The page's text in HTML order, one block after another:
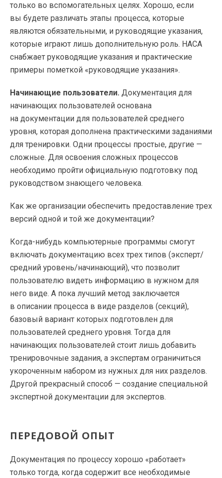
только во вспомогательных целях. Хорошо, если
вы будете различать этапы процесса, которые
являются обязательными, и руководящие указания,
которые играют лишь дополнительную роль. НАСА
снабжает руководящие указания и практические
примеры пометкой «руководящие указания».
Начинающие пользователи. Документация для
начинающих пользователей основана
на документации для пользователей среднего
уровня, которая дополнена практическими заданиями
для тренировки. Одни процессы простые, другие —
сложные. Для освоения сложных процессов
необходимо пройти официальную подготовку под
руководством знающего человека.
Как же организации обеспечить предоставление трех
версий одной и той же документации?
Когда-нибудь компьютерные программы смогут
включать документацию всех трех типов (эксперт/
средний уровень/начинающий), что позволит
пользователю видеть информацию в нужном для
него виде. А пока лучший метод заключается
в описании процесса в виде разделов (секций),
базовый вариант которых подготовлен для
пользователей среднего уровня. Тогда для
начинающих пользователей стоит лишь добавить
тренировочные задания, а экспертам ограничиться
укороченным набором из нужных для них разделов.
Другой прекрасный способ — создание специальной
экспертной документации для экспертов.
ПЕРЕДОВОЙ ОПЫТ
Документация по процессу хорошо «работает»
только тогда, когда содержит все необходимые